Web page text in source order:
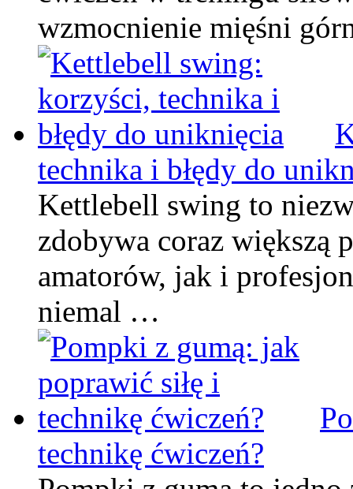
wzmocnienie mięśni
technika i błędy do
Kettlebell swing to
zdobywa coraz większą
amatorów, jak i
niemal …
technikę ćwiczeń?